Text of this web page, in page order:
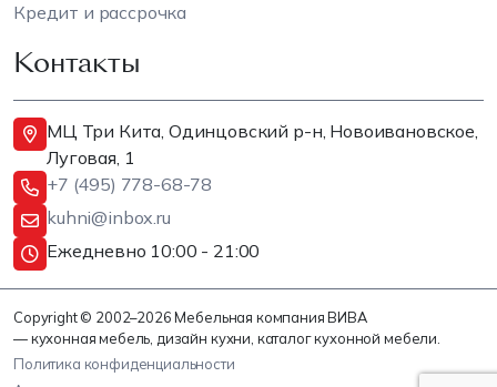
Кредит и рассрочка
Контакты
МЦ Три Кита, Одинцовский р-н, Новоивановское,
Луговая, 1
+7 (495) 778-68-78
kuhni@inbox.ru
Ежедневно 10:00 - 21:00
Copyright © 2002–2026 Мебельная компания ВИВА
— кухонная мебель, дизайн кухни, каталог кухонной мебели.
Политика конфиденциальности